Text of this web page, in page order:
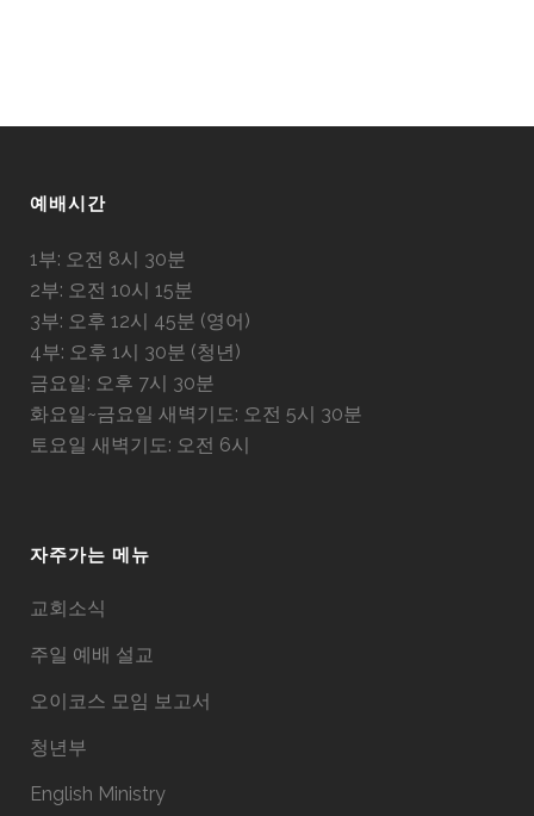
예배시간
1부: 오전 8시 30분
2부: 오전 10시 15분
3부: 오후 12시 45분 (영어)
4부: 오후 1시 30분 (청년)
금요일: 오후 7시 30분
화요일~금요일 새벽기도: 오전 5시 30분
토요일 새벽기도: 오전 6시
자주가는 메뉴
교회소식
주일 예배 설교
오이코스 모임 보고서
청년부
English Ministry